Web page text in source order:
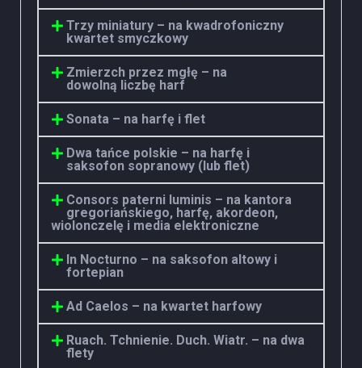
Trzy miniatury – na kwadrofoniczny
kwartet smyczkowy
Zmierzch przez mgłę – na
dowolną liczbę harf
Sonata – na harfę i flet
Dwa tańce polskie – na harfę i
saksofon sopranowy (lub flet)
Consors paterni luminis – na kantora
gregoriańskiego, harfę, akordeon,
wiolonczelę i media elektroniczne
In Nocturno – na saksofon altowy i
fortepian
Ad Caelos – na kwartet harfowy
Ruach. Tchnienie. Duch. Wiatr. – na dwa
flety